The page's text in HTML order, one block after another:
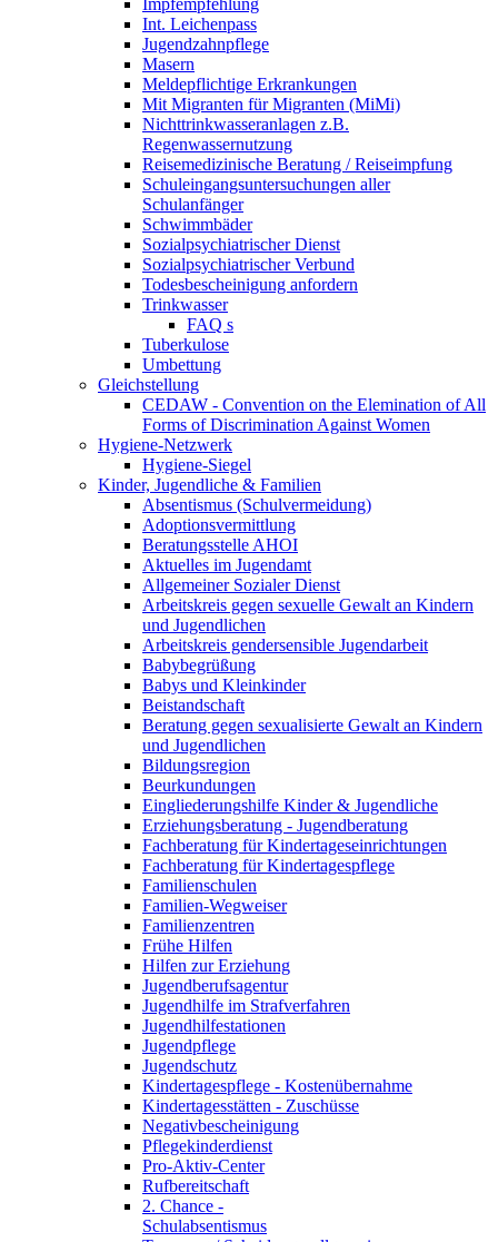
Impfempfehlung
Int. Leichenpass
Jugendzahnpflege
Masern
Meldepflichtige Erkrankungen
Mit Migranten für Migranten (MiMi)
Nichttrinkwasseranlagen z.B.
Regenwassernutzung
Reisemedizinische Beratung / Reiseimpfung
Schuleingangsuntersuchungen aller
Schulanfänger
Schwimmbäder
Sozialpsychiatrischer Dienst
Sozialpsychiatrischer Verbund
Todesbescheinigung anfordern
Trinkwasser
FAQ s
Tuberkulose
Umbettung
Gleichstellung
CEDAW - Convention on the Elemination of All
Forms of Discrimination Against Women
Hygiene-Netzwerk
Hygiene-Siegel
Kinder, Jugendliche & Familien
Absentismus (Schulvermeidung)
Adoptionsvermittlung
Beratungsstelle AHOI
Aktuelles im Jugendamt
Allgemeiner Sozialer Dienst
Arbeitskreis gegen sexuelle Gewalt an Kindern
und Jugendlichen
Arbeitskreis gendersensible Jugendarbeit
Babybegrüßung
Babys und Kleinkinder
Beistandschaft
Beratung gegen sexualisierte Gewalt an Kindern
und Jugendlichen
Bildungsregion
Beurkundungen
Eingliederungshilfe Kinder & Jugendliche
Erziehungsberatung - Jugendberatung
Fachberatung für Kindertageseinrichtungen
Fachberatung für Kindertagespflege
Familienschulen
Familien-Wegweiser
Familienzentren
Frühe Hilfen
Hilfen zur Erziehung
Jugendberufsagentur
Jugendhilfe im Strafverfahren
Jugendhilfestationen
Jugendpflege
Jugendschutz
Kindertagespflege - Kostenübernahme
Kindertagesstätten - Zuschüsse
Negativbescheinigung
Pflegekinderdienst
Pro-Aktiv-Center
Rufbereitschaft
2. Chance -
Schulabsentismus